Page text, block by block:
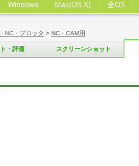
NC・プロッタ > NC・CAM用
・評価 スクリーンショット
Windows Mac(OS X) 全OS